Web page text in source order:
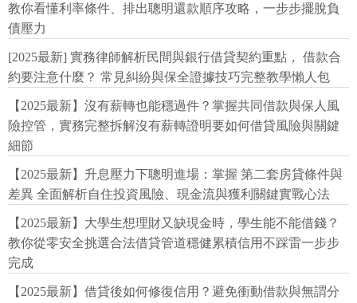
教你看懂利率條件、排出聰明還款順序攻略，一步步擺脫負
債壓力
[2025最新] 實務律師解析民間與銀行借貸契約重點， 借款合
約要注意什麼？ 常見糾紛與保全證據技巧完整教學懶人包
【2025最新】沒有薪轉也能穩過件？掌握共同借款與保人風
險控管，實務完整拆解沒有薪轉證明要如何借貸風險與關鍵
細節
【2025最新】升息壓力下聰明進場：掌握 第二套房貸條件與
差異 全面解析自住投資風險、現金流與獲利關鍵實戰心法
【2025最新】大學生想理財又缺現金時，學生能不能借錢？
教你從零安全挑選合法借貸管道穩健累積信用不踩雷一步步
完成
【2025最新】借貸後如何修復信用？避免衝動借款與無謂分